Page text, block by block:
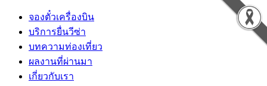
จองตั๋วเครื่องบิน
บริการยื่นวีซ่า
บทความท่องเที่ยว
ผลงานที่ผ่านมา
เกี่ยวกับเรา